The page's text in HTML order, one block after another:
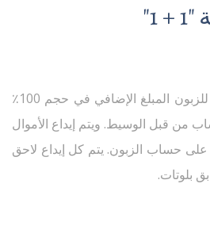
1"
ينحصر البرنامج في تقديم للزبون المبلغ الإضافي في حجم 100٪
من قبل الوسيط. ويتم إيداع الأموال
بـأجزاء قدرها 10٪ على حساب الزبون. يتم كل إيداع لاحق
بلوتات.